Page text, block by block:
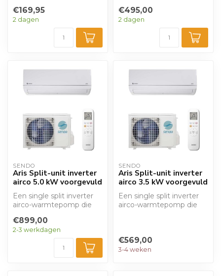
€169,95
2 dagen
beschikbaar. De Sili...
€495,00
2 dagen
SENDO
Aris Split-unit inverter
airco 5.0 kW voorgevuld
Een single split inverter
airco-warmtepomp die
koelen. Met een ...
€899,00
2-3 werkdagen
SENDO
Aris Split-unit inverter
airco 3.5 kW voorgevuld
Een single split inverter
airco-warmtepomp die
€569,00
3-4 weken